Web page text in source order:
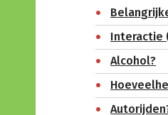
Interactie
Alcohol?